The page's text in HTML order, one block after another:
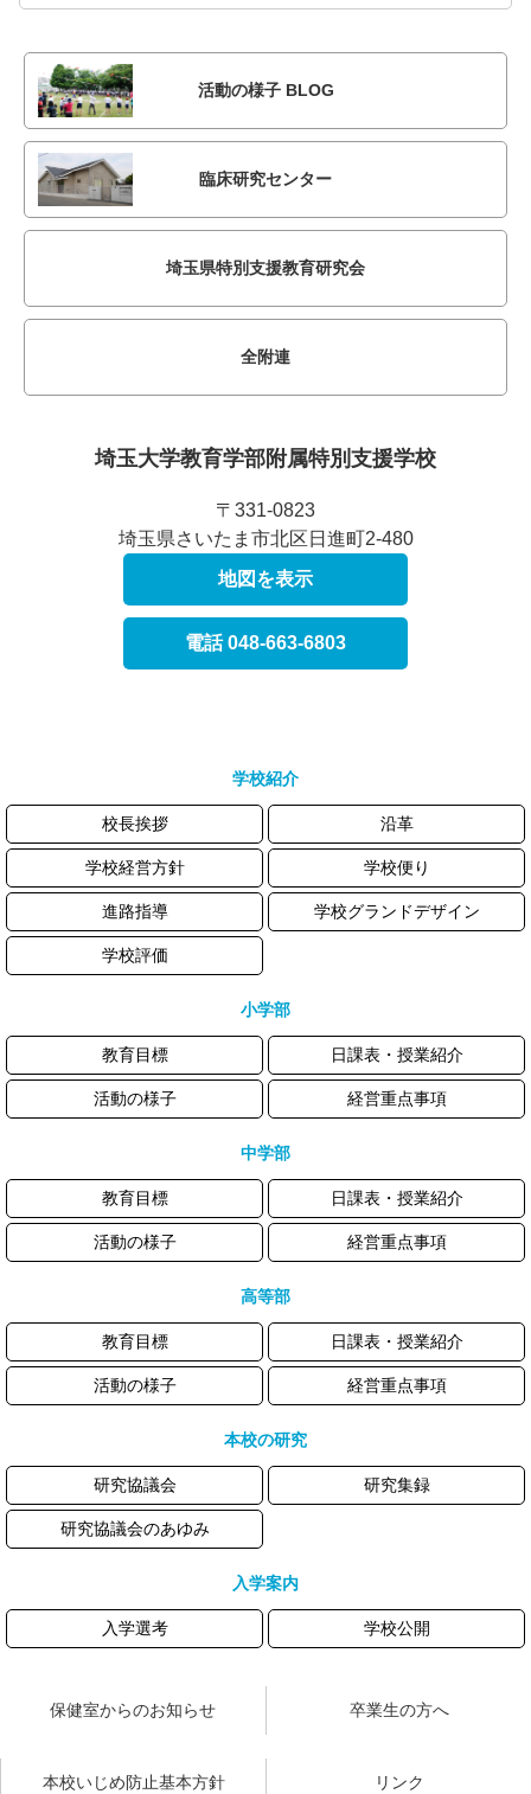
活動の様子 BLOG
臨床研究センター
埼玉県特別支援教育研究会
全附連
埼玉大学教育学部附属特別支援学校
〒331-0823
埼玉県さいたま市北区日進町2-480
地図を表示
電話 048-663-6803
学校紹介
校長挨拶 沿革
学校経営方針 学校便り
進路指導 学校グランドデザイン
学校評価
小学部
教育目標 日課表・授業紹介
活動の様子 経営重点事項
中学部
教育目標 日課表・授業紹介
活動の様子 経営重点事項
高等部
教育目標 日課表・授業紹介
活動の様子 経営重点事項
本校の研究
研究協議会 研究集録
研究協議会のあゆみ
入学案内
入学選考 学校公開
保健室からのお知らせ 卒業生の方へ
本校いじめ防止基本方針 リンク